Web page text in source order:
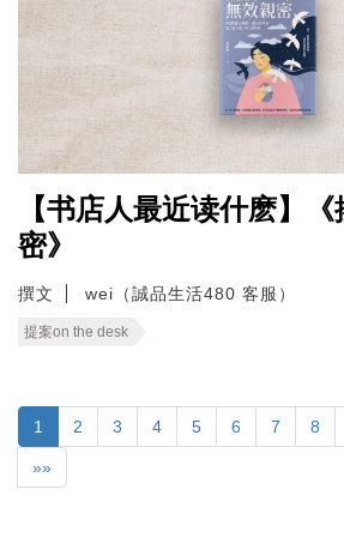
【书店人最近读什麽】
密》
撰文 wei（誠品生活480 客服）
提案on the desk
1 2 3 4 5 6 7 8
»»